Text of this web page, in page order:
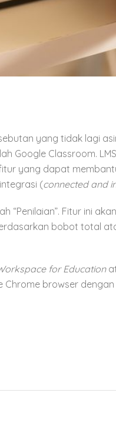
yang tidak lagi
Google Classroom.
yang dapat
(connected and
“Penilaian”. Fitur ini
bobot total
for Education
Chrome browser